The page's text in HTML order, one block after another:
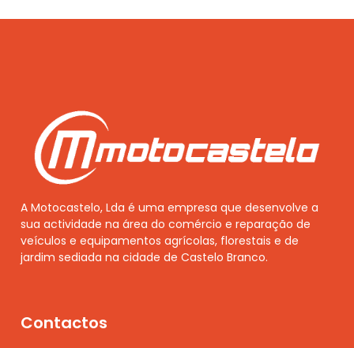
A Motocastelo, Lda é uma empresa que desenvolve a
sua actividade na área do comércio e reparação de
veículos e equipamentos agrícolas, florestais e de
jardim sediada na cidade de Castelo Branco.
Contactos